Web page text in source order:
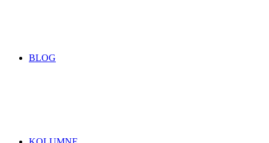
BLOG